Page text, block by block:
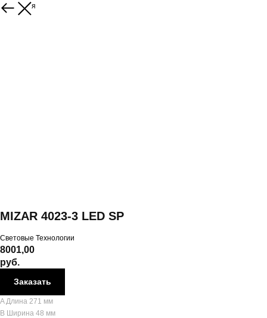
Вернуться
MIZAR 4023-3 LED SP
Световые Технологии
8001,00
руб.
Заказать
A Длина 271 мм
B Ширина 48 мм